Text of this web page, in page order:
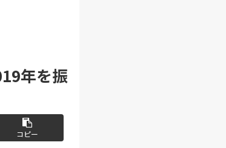
年を振
コピー